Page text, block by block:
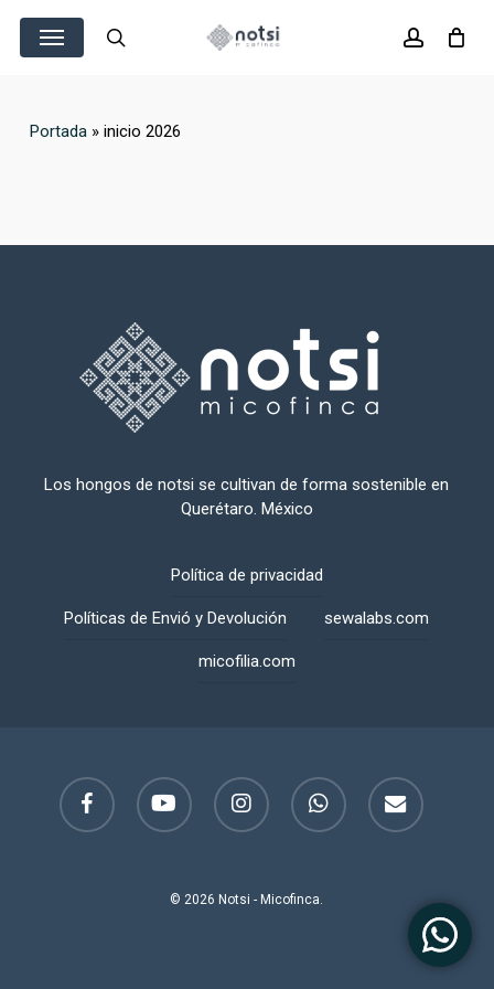
main
search account
Menu
Portada» inicio 2026
Los hongos de notsi se cultivan de forma sostenible en
Querétaro. México
Política de privacidad
Políticas de Envió y Devolución sewalabs.com
micofilia.com
facebook youtube instagram whatsapp email
© 2026 Notsi - Micofinca.